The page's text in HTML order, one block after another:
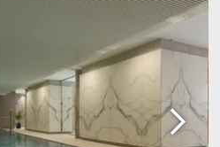
Martin's Manoir
Genval, 4*